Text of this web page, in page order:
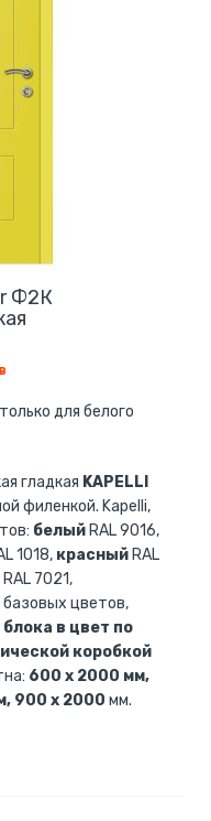
Ф2К
для белого
гладкая KAPELLI
филенкой. Kapelli,
белый RAL 9016,
1018, красный RAL
RAL 7021,
базовых цветов,
в цвет по
коробкой
600 x 2000 мм,
900 x 2000 мм.